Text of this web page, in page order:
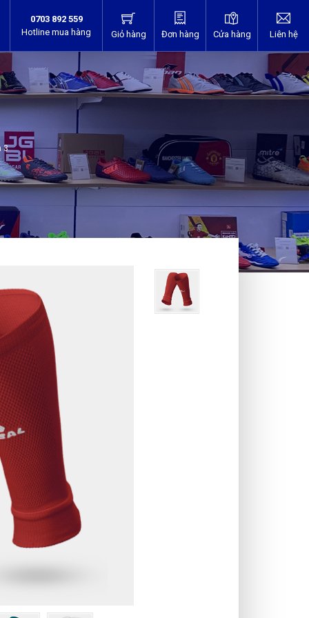
0703 892 559
Hotline mua hàng
Giỏ hàng Đơn hàng Cửa hàng Liên hệ
3